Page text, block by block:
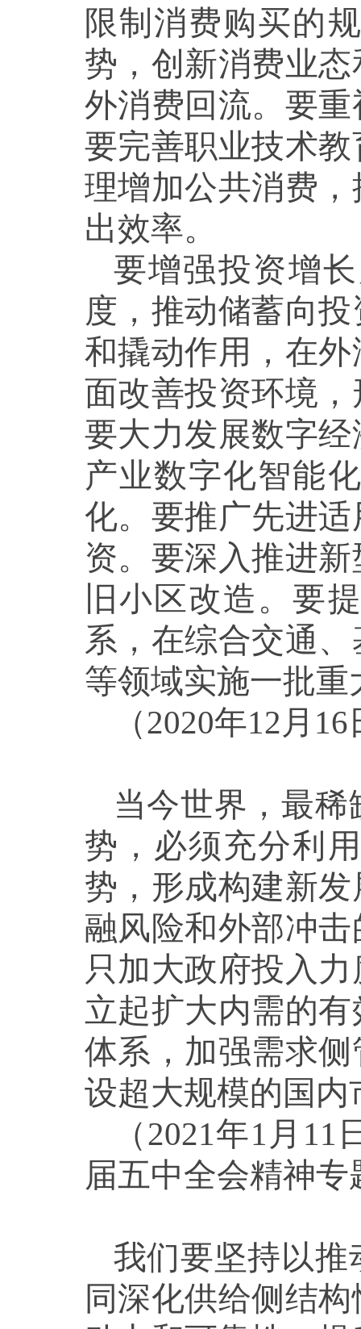
限制消费购买的
势，创新消费业
外消费回流。要
要完善职业技术
理增加公共消费
出效率。
要增强投资增
度，推动储蓄向
和撬动作用，在
面改善投资环境
要大力发展数字
产业数字化智能
化。要推广先进
资。要深入推进
旧小区改造。要
系，在综合交通
等领域实施一批重
（2020年12月
当今世界，最
势，必须充分利
势，形成构建新
融风险和外部冲
只加大政府投入
立起扩大内需的
体系，加强需求
设超大规模的国
（2021年1月
届五中全会精神
我们要坚持以
同深化供给侧结